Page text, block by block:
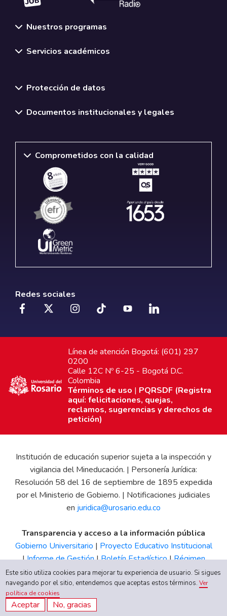
Nuestros programas
Servicios académicos
Protección de datos
Documentos institucionales y legales
Comprometidos con la calidad
Redes sociales
Línea de atención Bogotá: (601) 297
0200
Calle 12C Nº 6-25 - Bogotá D.C.
Colombia
Términos de uso | PQRSDF (Registra
aquí: felicitaciones, quejas,
reclamos, sugerencias y derechos de
petición)
Institución de educación superior sujeta a la inspección y
vigilancia del Mineducación. | Personería Jurídica:
Resolución 58 del 16 de septiembre de 1895 expedida
por el Ministerio de Gobierno. | Notificaciones judiciales
en juridica@urosario.edu.co
Transparencia y acceso a la información pública
Gobierno Universitario | Proyecto Educativo Institucional
|Informe de Gestión|Boletín Estadístico|Régimen
Tributario|Estados Financieros |Código de Ética| Canal
de Integridad UR
Este sitio utiliza cookies para mejorar tu experiencia de usuario. Si sigues
navegando por el sitio, entendemos que aceptas estos términos.Ver
política de cookies
Aceptar No, gracias